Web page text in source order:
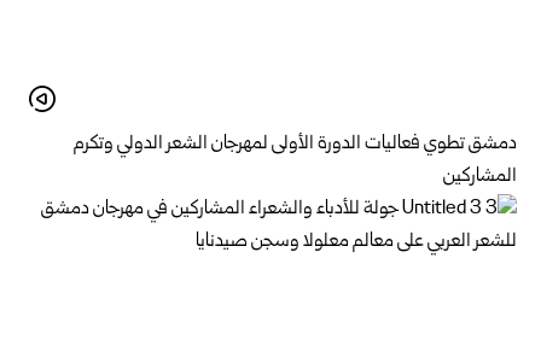
دمشق تطوي فعاليات الدورة الأولى لمهرجان الشعر الدولي وتكرم
المشاركين